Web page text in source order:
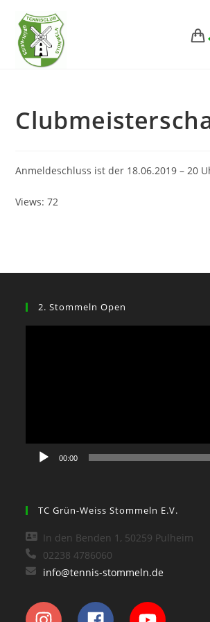
Inhalt
springen
Anmeldeschluss ist der 18.06.2019 – 20
Views: 72
2. Stommeln Open
00:00
TC Grün-Weiss Stommeln E.V.
In den Benden 1, 50259 Pulheim
02238 4786060
info@tennis-stommeln.de